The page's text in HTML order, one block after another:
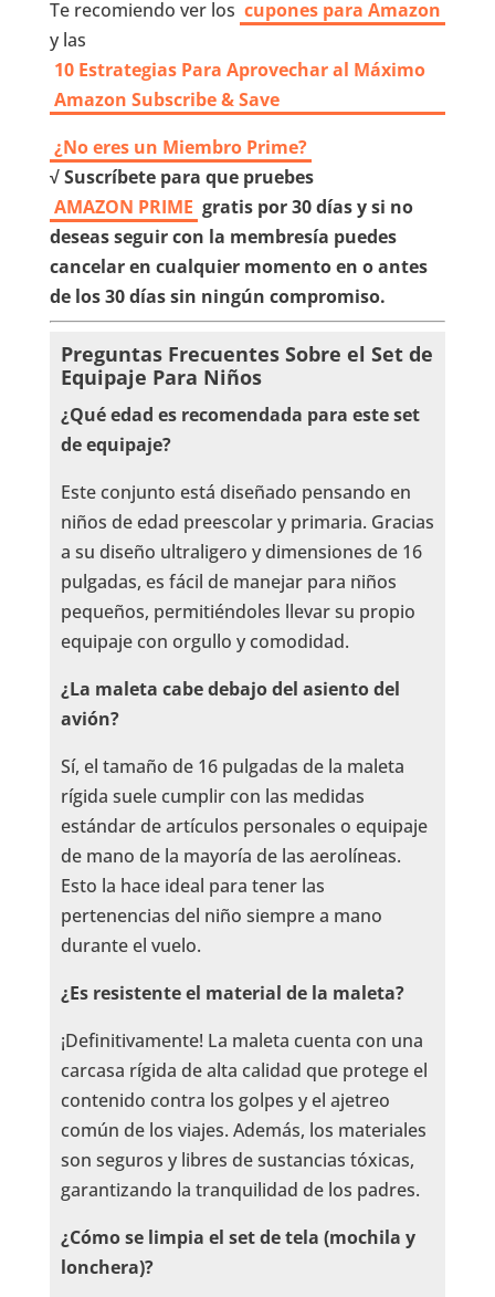
Te recomiendo ver los cupones para Amazon
y las
10 Estrategias Para Aprovechar al Máximo
Amazon Subscribe & Save
¿No eres un Miembro Prime?
√ Suscríbete para que pruebes
AMAZON PRIME gratis por 30 días y si no
deseas seguir con la membresía puedes
cancelar en cualquier momento en o antes
de los 30 días sin ningún compromiso.
Preguntas Frecuentes Sobre el Set de
Equipaje Para Niños
¿Qué edad es recomendada para este set
de equipaje?
Este conjunto está diseñado pensando en
niños de edad preescolar y primaria. Gracias
a su diseño ultraligero y dimensiones de 16
pulgadas, es fácil de manejar para niños
pequeños, permitiéndoles llevar su propio
equipaje con orgullo y comodidad.
¿La maleta cabe debajo del asiento del
avión?
Sí, el tamaño de 16 pulgadas de la maleta
rígida suele cumplir con las medidas
estándar de artículos personales o equipaje
de mano de la mayoría de las aerolíneas.
Esto la hace ideal para tener las
pertenencias del niño siempre a mano
durante el vuelo.
¿Es resistente el material de la maleta?
¡Definitivamente! La maleta cuenta con una
carcasa rígida de alta calidad que protege el
contenido contra los golpes y el ajetreo
común de los viajes. Además, los materiales
son seguros y libres de sustancias tóxicas,
garantizando la tranquilidad de los padres.
¿Cómo se limpia el set de tela (mochila y
lonchera)?